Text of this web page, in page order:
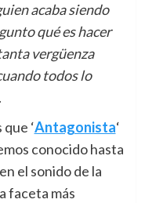
acaba siendo
qué es hacer
vergüenza
todos lo
‘Antagonista‘
conocido hasta
el sonido de la
faceta más